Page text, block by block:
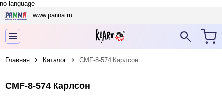
no language
www.panna.ru
Главная Каталог CMF-8-574 Карлсон
CMF-8-574 Карлсон